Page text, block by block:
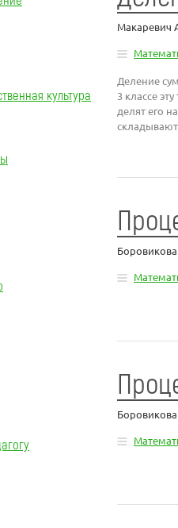
культура
Макаревич
Деление
3 классе
делят его